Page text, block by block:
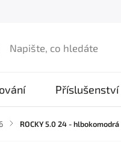
Příslušenství
/ ROCKY 5.0 24 -